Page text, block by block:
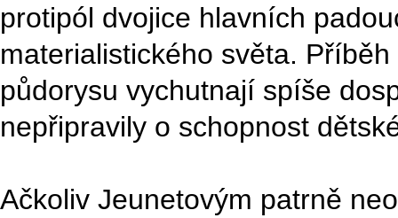
protipól dvojice hlavních
materialistického světa.
půdorysu vychutnají spíše
nepřipravily o schopnost
Ačkoliv Jeunetovým patrně